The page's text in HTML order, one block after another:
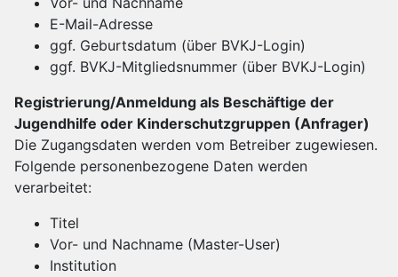
E-Mail-Adresse
ggf. Geburtsdatum (über BVKJ-Login)
ggf. BVKJ-Mitgliedsnummer (über BVKJ-Login)
Registrierung/Anmeldung als Beschäftige der
Jugendhilfe oder Kinderschutzgruppen (Anfrager)
Die Zugangsdaten werden vom Betreiber zugewiesen.
Folgende personenbezogene Daten werden
verarbeitet:
Titel
Vor- und Nachname (Master-User)
Institution